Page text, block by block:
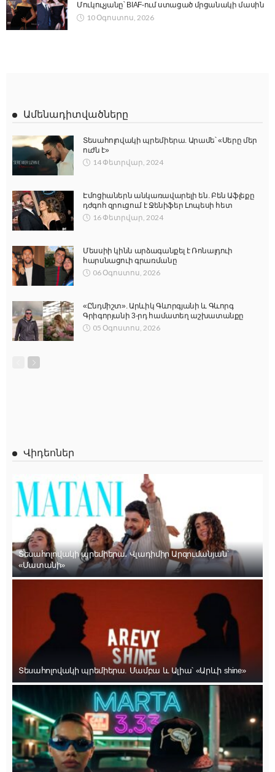
Մուկուչյանը՝ BIAF-ում ստացած մրցանակի մասին
10 Օգոստոս, 2026
Ամենադիտվածները
Տեսահոլովակի պրեմիերա. Արամե՝ «Սերը մեր
ուժն է»
14 Փետրվար, 2024
Էմոցիաներն անկառավարելի են. Բեն Աֆլեքը
դժգոհ զրուցում է Ջենիֆեր Լոպեսի հետ
16 Փետրվար, 2024
Մեսսիի կինն արձագանքել է Ռոնալդուի
հարսնացուի գրառմանը
06 Օգոստոս, 2026
«Ընդմիշտ». Արևիկ Գևորգյանի և Գևորգ
Գրիգորյանի 3-րդ համատեղ աշխատանքը
05 Օգոստոս, 2026
Վիդեոներ
Տեսահոլովակի պրեմիերա․ Վլադիմիր Արզումանյան՝
«Մատանի»
Տեսահոլովակի պրեմիերա. Մամբա և Ալիա՝ «Արևի shine»